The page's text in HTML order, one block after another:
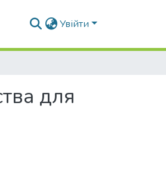
Увійти
для